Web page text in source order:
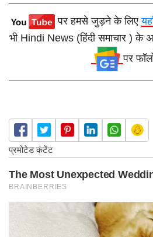
पर हमसे जुड़ने के लिए
भी Hindi News (हिंदी समाचार ) के
पर